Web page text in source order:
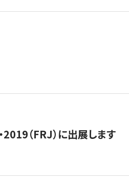
2019（FRJ）に出展します